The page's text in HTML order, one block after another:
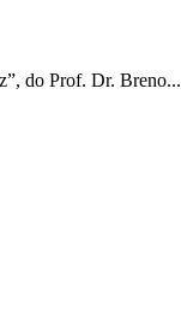
do Prof. Dr. Breno...